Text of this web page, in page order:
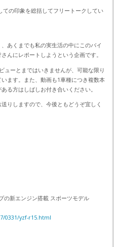
の印象を総括してフリートークしてい
あくまでも私の実生活の中にこのバイ
んにレポートしようという企画です。
ューとまではいきませんが、可能な限り
ます。また、動画も1車種につき複数本
る方はしばしお付き合いください。
りしますので、今後ともどうぞ宜しく
の新エンジン搭載 スポーツモデル
0331/yzf-r15.html